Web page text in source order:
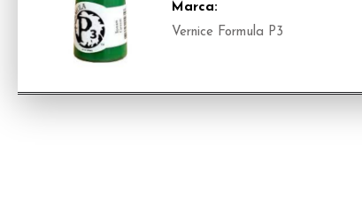
Marca:
Vernice Formula P3